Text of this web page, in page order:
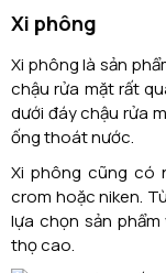
Xi phông
Xi phông là sản
chậu rửa mặt rất
dưới đáy chậu rửa
ống thoát nước.
Xi phông cũng có
crom hoặc niken.
lựa chọn sản
thọ cao.